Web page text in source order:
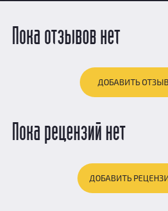
Пока отзывов нет
ДОБАВИТЬ ОТЗЫВ
Пока рецензий нет
ДОБАВИТЬ